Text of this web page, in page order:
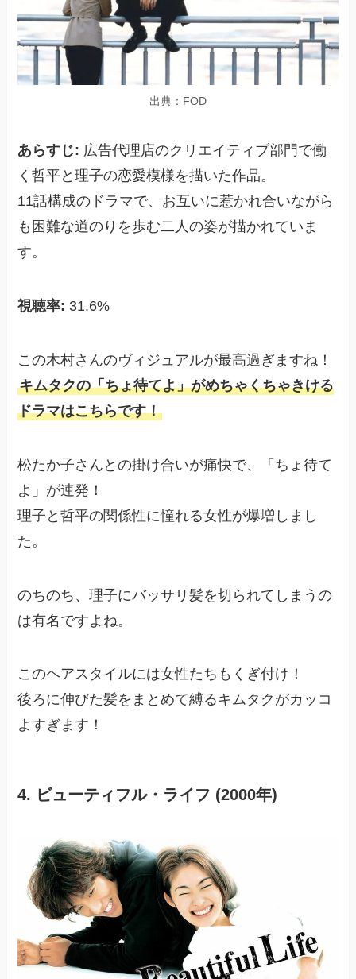
出典：FOD
あらすじ: 広告代理店のクリエイティブ部門で働
く哲平と理子の恋愛模様を描いた作品。
11話構成のドラマで、お互いに惹かれ合いながら
も困難な道のりを歩む二人の姿が描かれていま
す。
視聴率: 31.6%
この木村さんのヴィジュアルが最高過ぎますね！
キムタクの「ちょ待てよ」がめちゃくちゃきける
ドラマはこちらです！
松たか子さんとの掛け合いが痛快で、「ちょ待て
よ」が連発！
理子と哲平の関係性に憧れる女性が爆増しまし
た。
のちのち、理子にバッサリ髪を切られてしまうの
は有名ですよね。
このヘアスタイルには女性たちもくぎ付け！
後ろに伸びた髪をまとめて縛るキムタクがカッコ
よすぎます！
4. ビューティフル・ライフ (2000年)